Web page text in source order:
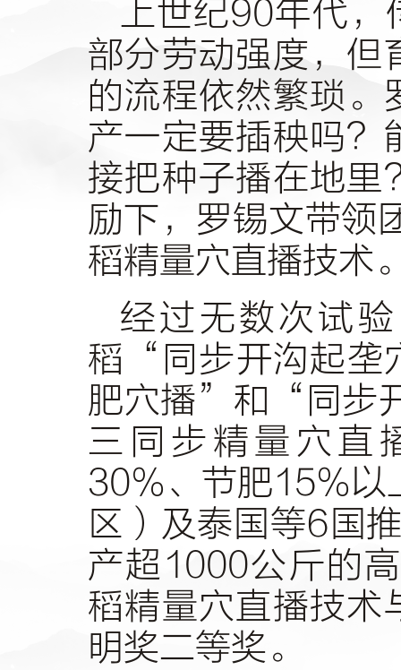
上世纪90年代
部分劳动强度，但
的流程依然繁琐。
产一定要插秧吗？
接把种子播在地里
励下，罗锡文带领
稻精量穴直播技术
经过无数次试
稻“同步开沟起
肥穴播”和“同步
三同步精量穴直
30%、节肥15%以
区）及泰国等6国
产超1000公斤的
稻精量穴直播技
明奖二等奖。